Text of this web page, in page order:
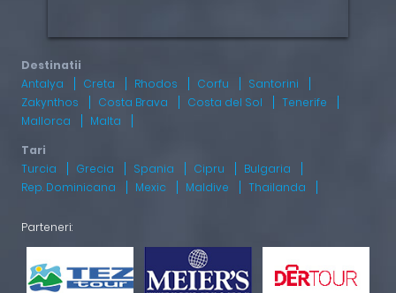
Antalya Creta Rhodos Corfu
Santorini
Zakynthos
Costa Brava Costa del Sol
Tenerife
Mallorca
Malta
Turcia Grecia Spania Cipru
Bulgaria
Rep. Dominicana
Mexic Maldive Thailanda